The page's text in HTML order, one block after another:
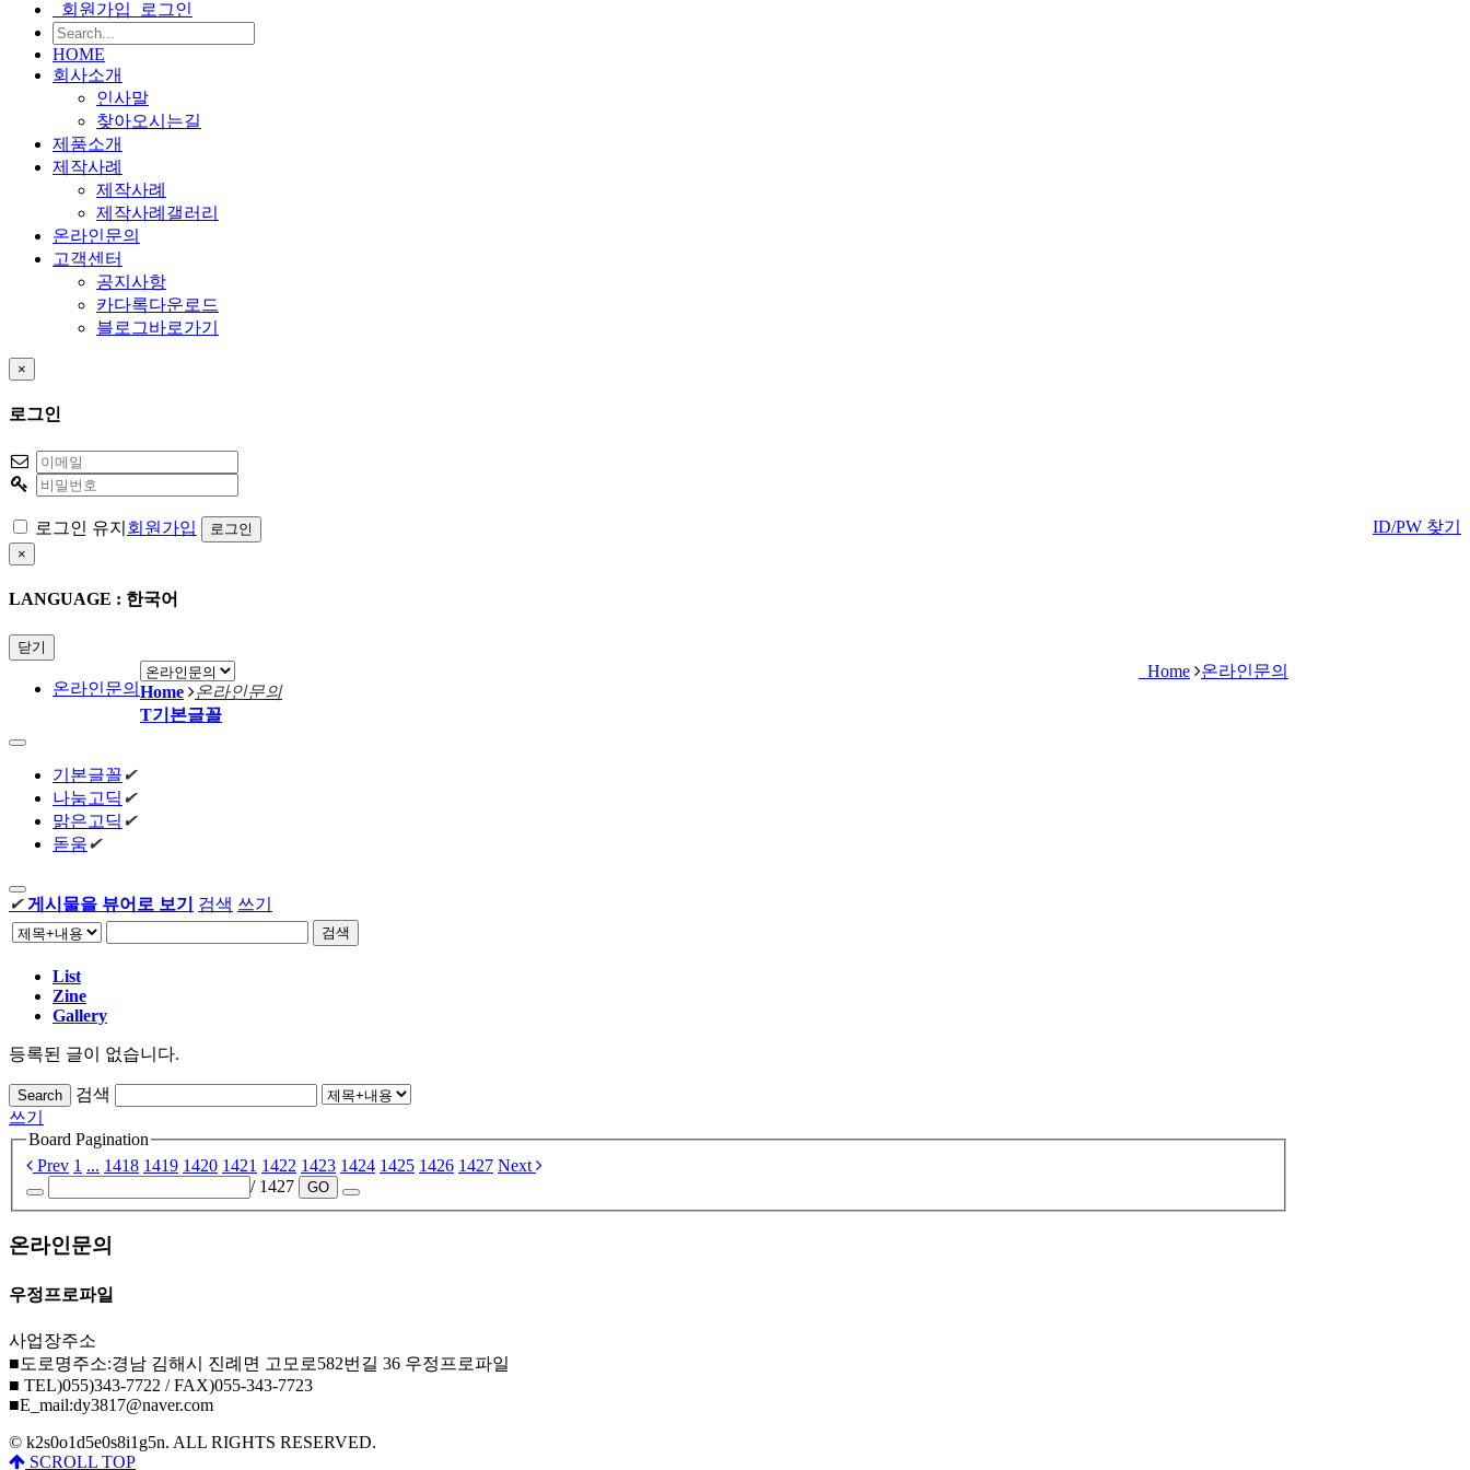
회원가입 로그인
HOME
회사소개
인사말
찾아오시는길
제품소개
제작사례
제작사례
제작사례갤러리
온라인문의
고객센터
공지사항
카다록다운로드
블로그바로가기
×
로그인
로그인 유지 ID/PW 찾기
회원가입
×
LANGUAGE : 한국어
닫기
온라인문의
Home
온라인문의
Home
온라인문의
T기본글꼴
기본글꼴 ✔
나눔고딕 ✔
맑은고딕 ✔
돋움 ✔
✔ 게시물을 뷰어로 보기 검색 쓰기
검색
List
Zine
Gallery
등록된 글이 없습니다.
Search
검색
쓰기
Board Pagination
Prev 1 ... 1418 1419 1420 1421 1422 1423 1424 1425 1426 1427 Next
/ 1427
GO
온라인문의
우정프로파일
사업장주소
■도로명주소:경남 김해시 진례면 고모로582번길 36 우정프로파일
■ TEL)055)343-7722 / FAX)055-343-7723
■E_mail:dy3817@naver.com
© k2s0o1d5e0s8i1g5n. ALL RIGHTS RESERVED.
SCROLL TOP